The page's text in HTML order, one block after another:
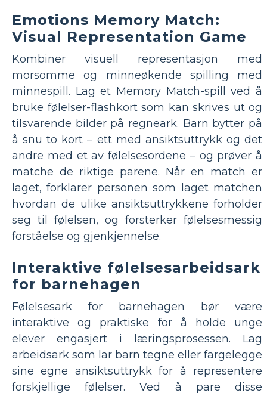
Emotions Memory Match:
Visual Representation Game
Kombiner visuell representasjon med
morsomme og minneøkende spilling med
minnespill. Lag et Memory Match-spill ved å
bruke følelser-flashkort som kan skrives ut og
tilsvarende bilder på regneark. Barn bytter på
å snu to kort – ett med ansiktsuttrykk og det
andre med et av følelsesordene – og prøver å
matche de riktige parene. Når en match er
laget, forklarer personen som laget matchen
hvordan de ulike ansiktsuttrykkene forholder
seg til følelsen, og forsterker følelsesmessig
forståelse og gjenkjennelse.
Interaktive følelsesarbeidsark
for barnehagen
Følelsesark for barnehagen bør være
interaktive og praktiske for å holde unge
elever engasjert i læringsprosessen. Lag
arbeidsark som lar barn tegne eller fargelegge
sine egne ansiktsuttrykk for å representere
forskjellige følelser. Ved å pare disse